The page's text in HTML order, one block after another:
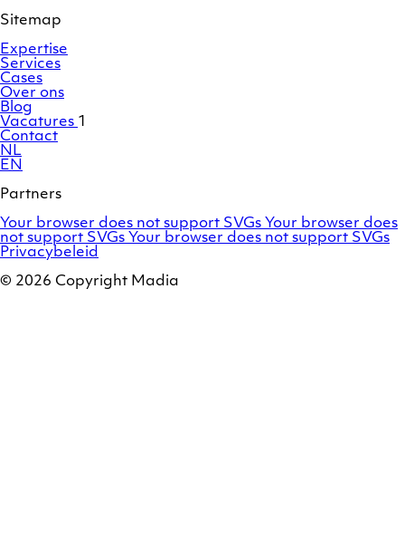
Sitemap
Expertise
Services
Cases
Over ons
Blog
Vacatures 1
Contact
NL
EN
Partners
Adobe
Commerce
/
Your browser does not support SVGs OroCommerce
Your browser does
not support SVGs Marello
Your browser does not support SVGs
Privacybeleid
© 2026 Copyright Madia